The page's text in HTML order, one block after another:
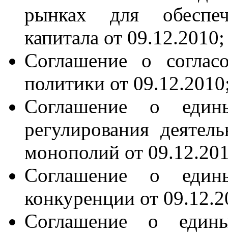
рынках для
капитала от 09.12.2010;
Соглашение о
политики от
Соглашение о
регулирования
монополий от
Соглашение о
конкуренции от
Соглашение о